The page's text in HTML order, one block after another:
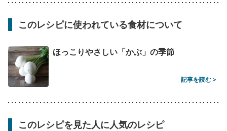
このレシピに使われている食材について
ほっこりやさしい「かぶ」の季節
記事を読む >
このレシピを見た人に人気のレシピ